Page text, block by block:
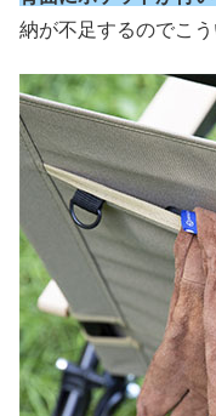
納が不足するのでこ